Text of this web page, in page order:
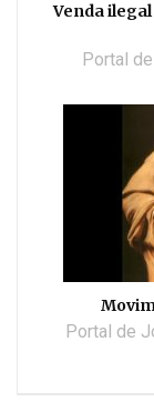
Venda
Portal
Portal de